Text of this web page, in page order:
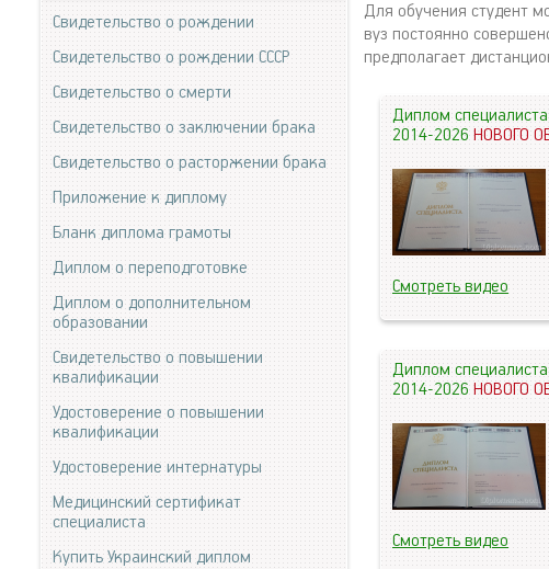
Для обучения студент
вуз постоянно
предполагает
Диплом специалиста
2014-2026НОВОГО
Смотреть видео
Диплом специалиста
2014-2026НОВОГО
Смотреть видео
Свидетельство о рождении
Свидетельство о рождении СССР
Свидетельство о смерти
Свидетельство о заключении брака
Свидетельство о расторжении брака
Приложение к диплому
Бланк диплома грамоты
Диплом о переподготовке
Диплом о дополнительном
образовании
Свидетельство о повышении
квалификации
Удостоверение о повышении
квалификации
Удостоверение интернатуры
Медицинский сертификат
специалиста
Купить Украинский диплом